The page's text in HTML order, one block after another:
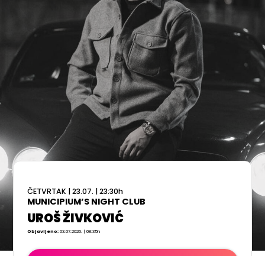
ČETVRTAK |23.07. |23:30h
MUNICIPIUM’S NIGHT CLUB
UROŠ ŽIVKOVIĆ
Objavljeno:03.07.2026. | 08:35h